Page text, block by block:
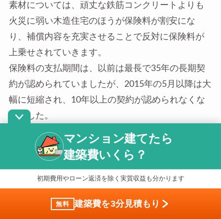
素材については、頑丈な鉄筋コンクリートよりも
火災に弱い木造住宅のほうが保険料が割安にな
り、補償内容を充実させることで反対に保険料が
上乗せされていきます。
保険料の支払期間は、以前は最長で35年の長期契
約が認められていましたが、2015年の5月以降は大
幅に短縮され、10年以上の契約が認められなくな
りました。
建物に保険が適用されている場合、火災などでや
けどが発生した場合も補償の対象となります。保
険の申請についてはまず、建物の評価額を計算す
る必要があります。
達原価方式」が設定されています。時価方式で
マンション建てたら
建築費いくら？
初期費用やローン返済を除く実質収益も分かります
無料 建築費を3分見積もり